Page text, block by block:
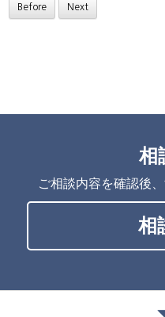
Before Next
相
ご相談内容を確認後
相